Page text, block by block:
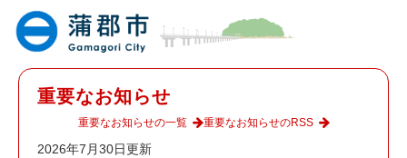
重要なお知らせ
2026年7月30日更新
重要なお知らせの一覧 重要なお知らせのRSS